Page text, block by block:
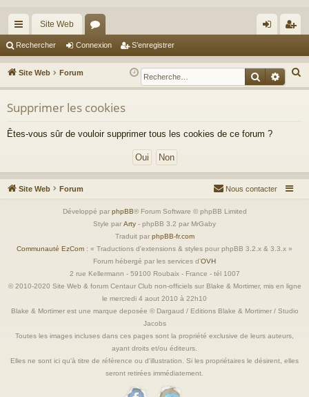
cc
ès
ra
pi
Site Web
or
u
m
s
ne
xi
nr
eg
Rechercher Connexion S’enregistrer
Site Web Forum
e
h
Supprimer les cookies
Êtes-vous sûr de vouloir supprimer tous les cookies de ce forum ?
Site Web Forum Nous contacter
Développé par phpBB® Forum Software © phpBB Limited
Style par Arty - phpBB 3.2 par MrGaby
Traduit par phpBB-fr.com
Communauté EzCom : « Traductions d'extensions & styles pour phpBB 3.2.x & 3.3.x »
Forum hébergé par les services d’OVH
2 rue Kellermann - 59100 Roubaix - France - tél 1007
© 2010-2020 Site Web & forum Centaur Club non-officiels sur Blake & Mortimer, mis en ligne
le mercredi 4 aout 2010 à 22h10
Blake & Mortimer est une marque deposée © Dargaud / Editions Blake & Mortimer / Studio
Jacobs
Toutes les images incluses dans ces pages sont la propriété exclusive de leurs auteurs,
ayant droits et/ou éditeurs.
Elles ne sont ici qu'à titre de référence ou d'illustration. Si les propriétaires le désirent, elles
seront retirées immédiatement.